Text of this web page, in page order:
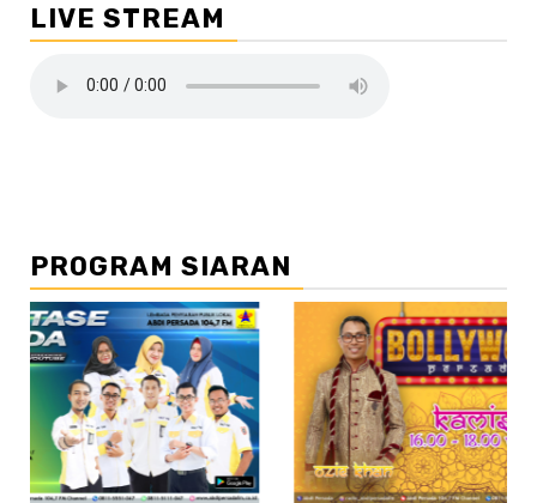
LIVE STREAM
PROGRAM SIARAN
//2